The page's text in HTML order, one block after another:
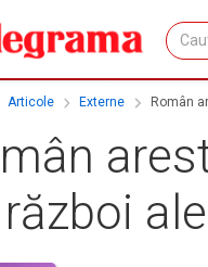
Articole Externe Român